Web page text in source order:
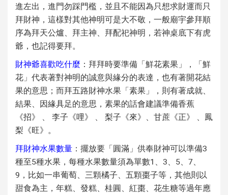
進左出，進門勿踩門檻，並且不能因為只想求財運而只
拜財神，這樣對其他神明可是大不敬，一般廟宇參拜順
序為拜天公爐、拜主神、拜配祀神明，若神桌底下有虎
爺，也記得要拜。
財神爺喜歡吃什麼 ：拜拜時要準備「鮮花素果」，「鮮
花」代表著對神明的誠意與緣分的表達，也有著開花結
果的意思；而拜五路財神水果「素果」，則有著成就、
結果、因緣具足的意思，素果的話會建議準備香蕉
《招》 、 李子《哩》 、 梨子《來》、甘蔗《正》 、鳳
梨《旺》。
拜財神水果數量 ：擺放要「圓滿」供奉財神可以準備3
種至5種水果，每種水果數量須為單數1、3、5、7、
9，比如一串葡萄、三顆橘子、五顆棗子等，其他則以
甜食為主，年糕、發糕、桂圓、紅棗、花生糖等過年應